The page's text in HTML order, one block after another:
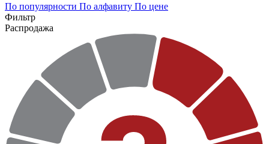
По популярности По алфавиту По цене
Фильтр
Распродажа